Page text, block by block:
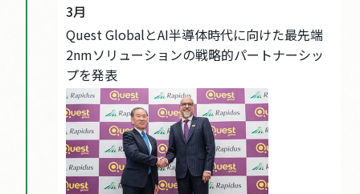
3月
Quest GlobalとAI半導体時代に向けた最先端
2nmソリューションの戦略的パートナーシッ
プを発表